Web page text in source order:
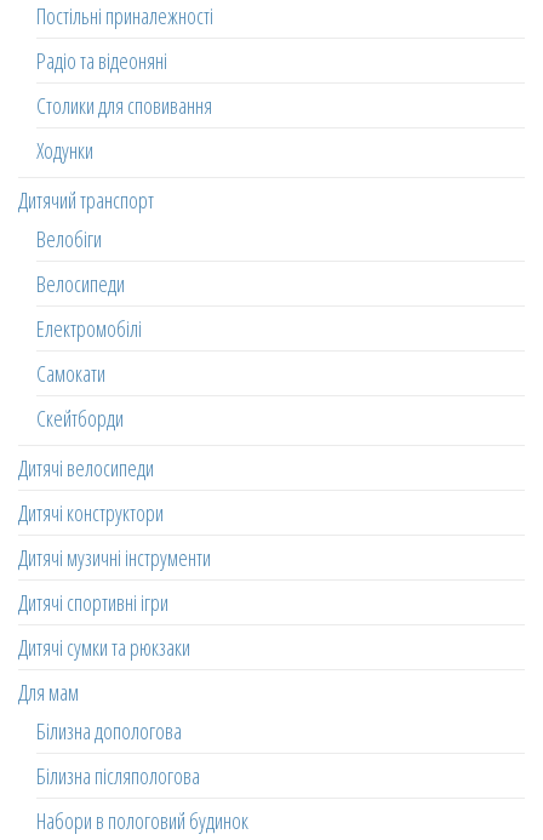
Постільні приналежності
Радіо та відеоняні
Столики для сповивання
Ходунки
Дитячий транспорт
Велобіги
Велосипеди
Електромобілі
Самокати
Скейтборди
Дитячі велосипеди
Дитячі конструктори
Дитячі музичні інструменти
Дитячі спортивні ігри
Дитячі сумки та рюкзаки
Для мам
Білизна допологова
Білизна післяпологова
Набори в пологовий будинок